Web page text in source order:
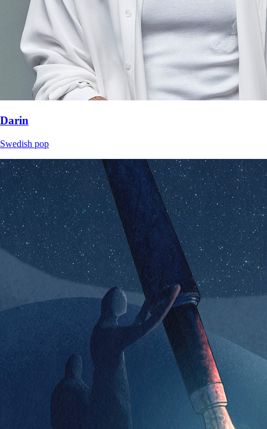
Darin
Swedish pop